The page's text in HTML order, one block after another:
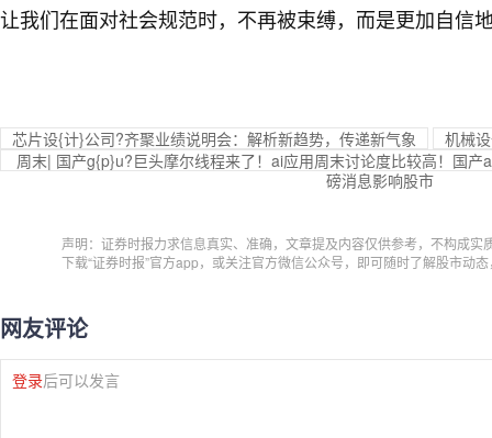
让我们在面对社会规范时，不再被束缚，而是更加自信
芯片设{计}公司?齐聚业绩说明会：解析新趋势，传递新气象
机械
周末| 国产g{p}u?巨头摩尔线程来了！ai应用周末讨论度比较高！国产
磅消息影响股市
声明：证券时报力求信息真实、准确，文章提及内容仅供参考，不构成实
下载“证券时报”官方app，或关注官方微信公众号，即可随时了解股市动
网友评论
登录后可以发言